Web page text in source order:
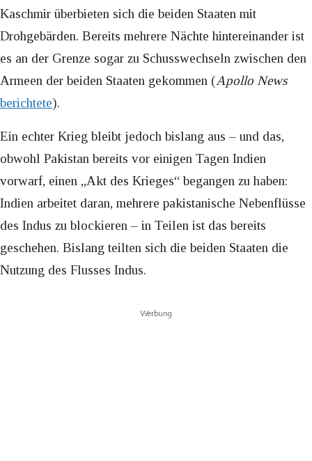
Kaschmir überbieten sich die beiden Staaten mit
Drohgebärden. Bereits mehrere Nächte hintereinander ist
es an der Grenze sogar zu Schusswechseln zwischen den
Armeen der beiden Staaten gekommen (Apollo News
berichtete).
Ein echter Krieg bleibt jedoch bislang aus – und das,
obwohl Pakistan bereits vor einigen Tagen Indien
vorwarf, einen „Akt des Krieges“ begangen zu haben:
Indien arbeitet daran, mehrere pakistanische Nebenflüsse
des Indus zu blockieren – in Teilen ist das bereits
geschehen. Bislang teilten sich die beiden Staaten die
Nutzung des Flusses Indus.
Werbung